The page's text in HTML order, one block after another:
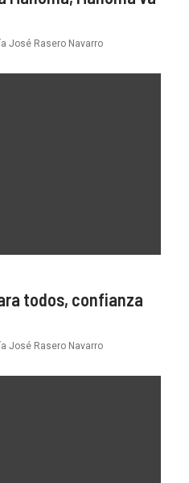
José Rasero Navarro
todos, confianza
José Rasero Navarro